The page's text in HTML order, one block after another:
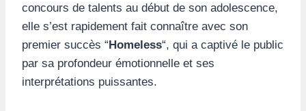
concours de talents au début de son adolescence,
elle s’est rapidement fait connaître avec son
premier succès “Homeless“, qui a captivé le public
par sa profondeur émotionnelle et ses
interprétations puissantes.